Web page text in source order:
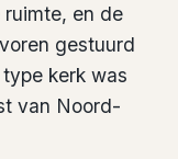
en de
gestuurd
kerk was
van Noord-